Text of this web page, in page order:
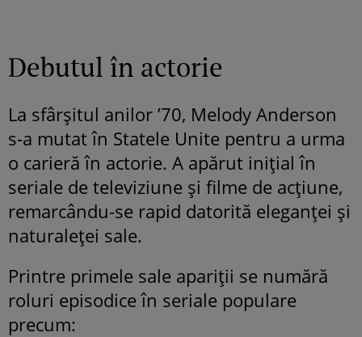
Debutul în actorie
La sfârșitul anilor ’70, Melody Anderson
s-a mutat în Statele Unite pentru a urma
o carieră în actorie. A apărut inițial în
seriale de televiziune și filme de acțiune,
remarcându-se rapid datorită eleganței și
naturaleței sale.
Printre primele sale apariții se numără
roluri episodice în seriale populare
precum: